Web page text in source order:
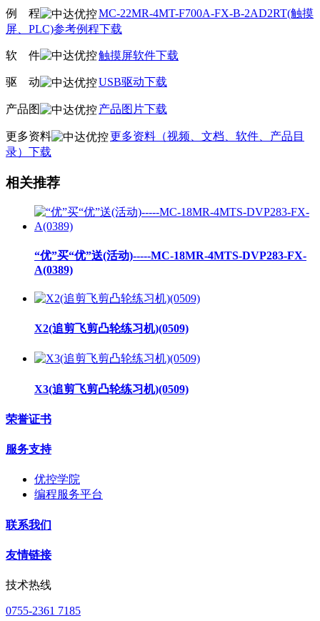
例 程
MC-22MR-4MT-F700A-FX-B-2AD2RT(触摸
屏、PLC)参考例程下载
软 件 触摸屏软件下载
驱 动 USB驱动下载
产品图 产品图片下载
更多资料
更多资料（视频、文档、软件、产品目
录）下载
相关推荐
“优”买“优”送(活动)-----MC-18MR-4MTS-DVP283-FX-
A(0389)
X2(追剪飞剪凸轮练习机)(0509)
X3(追剪飞剪凸轮练习机)(0509)
荣誉证书
服务支持
优控学院
编程服务平台
联系我们
友情链接
技术热线
0755-2361 7185